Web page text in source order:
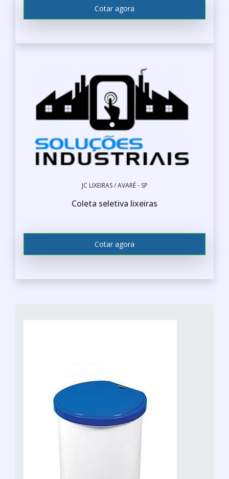
Cotar agora
JC LIXEIRAS / AVARÉ - SP
Coleta seletiva lixeiras
Cotar agora